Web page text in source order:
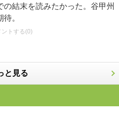
の結末を読みたかった。谷甲州
。
ントする(0)
と見る